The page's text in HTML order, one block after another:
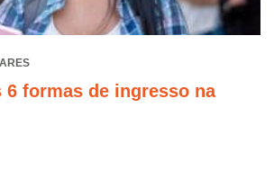
6 formas de ingresso na